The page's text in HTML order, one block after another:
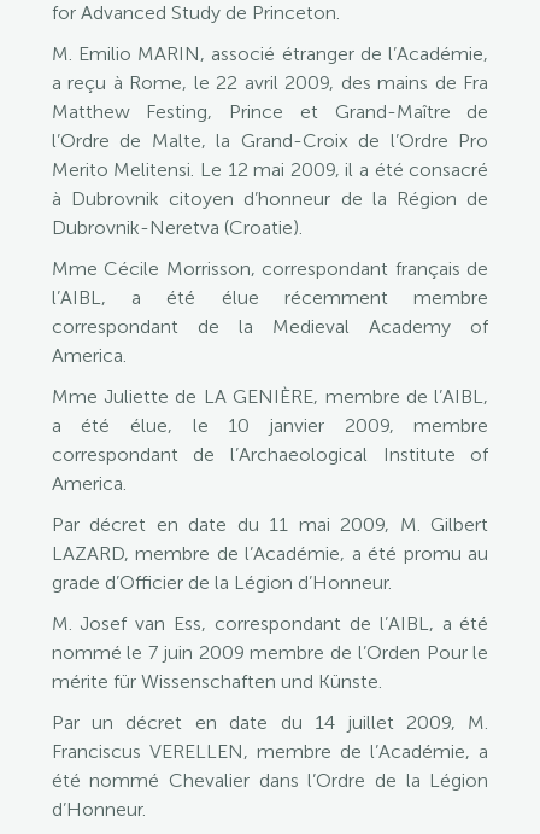
for Advanced Study de Princeton.
M. Emilio MARIN, associé étranger de l’Académie,
a reçu à Rome, le 22 avril 2009, des mains de Fra
Matthew Festing, Prince et Grand-Maître de
l’Ordre de Malte, la Grand-Croix de l’Ordre Pro
Merito Melitensi. Le 12 mai 2009, il a été consacré
à Dubrovnik citoyen d’honneur de la Région de
Dubrovnik-Neretva (Croatie).
Mme Cécile Morrisson, correspondant français de
l’AIBL, a été élue récemment membre
correspondant de la Medieval Academy of
America.
Mme Juliette de LA GENIÈRE, membre de l’AIBL,
a été élue, le 10 janvier 2009, membre
correspondant de l’Archaeological Institute of
America.
Par décret en date du 11 mai 2009, M. Gilbert
LAZARD, membre de l’Académie, a été promu au
grade d’Officier de la Légion d’Honneur.
M. Josef van Ess, correspondant de l’AIBL, a été
nommé le 7 juin 2009 membre de l’Orden Pour le
mérite für Wissenschaften und Künste.
Par un décret en date du 14 juillet 2009, M.
Franciscus VERELLEN, membre de l’Académie, a
été nommé Chevalier dans l’Ordre de la Légion
d’Honneur.